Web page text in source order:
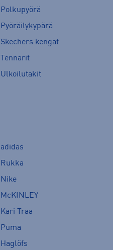
Polkupyörä
Pyöräilykypärä
Skechers kengät
Tennarit
Ulkoilutakit
adidas
Rukka
Nike
McKINLEY
Kari Traa
Puma
Haglöfs